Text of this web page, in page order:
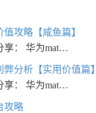
攻略【咸鱼篇】
享： 华为mat…
分析【实用价值篇】
享： 华为mat…
攻略